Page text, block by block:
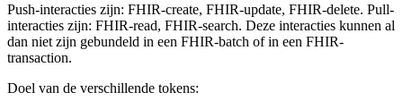
Push-interacties zijn: FHIR-create, FHIR-update, FHIR-delete. Pull-
interacties zijn: FHIR-read, FHIR-search. Deze interacties kunnen al
dan niet zijn gebundeld in een FHIR-batch of in een FHIR-
transaction.
Doel van de verschillende tokens: